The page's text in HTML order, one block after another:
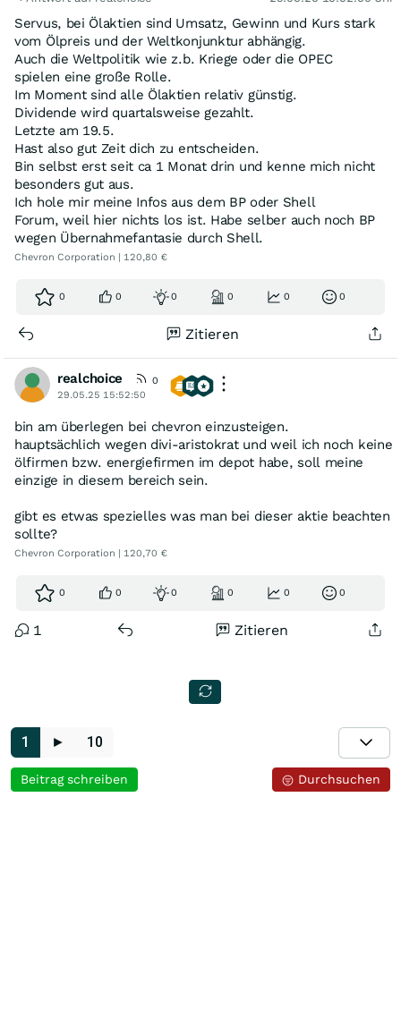
Servus, bei Ölaktien sind Umsatz, Gewinn und Kurs stark
vom Ölpreis und der Weltkonjunktur abhängig.
Auch die Weltpolitik wie z.b. Kriege oder die OPEC
spielen eine große Rolle.
Im Moment sind alle Ölaktien relativ günstig.
Dividende wird quartalsweise gezahlt.
Letzte am 19.5.
Hast also gut Zeit dich zu entscheiden.
Bin selbst erst seit ca 1 Monat drin und kenne mich nicht
besonders gut aus.
Ich hole mir meine Infos aus dem BP oder Shell
Forum, weil hier nichts los ist. Habe selber auch noch BP
wegen Übernahmefantasie durch Shell.
Chevron Corporation | 120,80 €
0 0 0 0 0 0
Zitieren
realchoice
0
29.05.25 15:52:50
bin am überlegen bei chevron einzusteigen.
hauptsächlich wegen divi-aristokrat und weil ich noch keine
ölfirmen bzw. energiefirmen im depot habe, soll meine
einzige in diesem bereich sein.
gibt es etwas spezielles was man bei dieser aktie beachten
sollte?
Chevron Corporation | 120,70 €
0 0 0 0 0 0
1 Zitieren
1 ► 10
Durchsuchen
Beitrag schreiben